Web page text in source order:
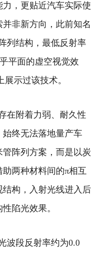
，更贴近汽车实际使
非新方向，此前知名
列结构，最低反射率
平面的虚空视觉效
示过该技术。
在附着力弱、耐久性
终无法落地量产车
阵列方案，而是以炭
两种材料间的π相互
构，入射光线进入后
陷光效果。
波段反射率约为0.0